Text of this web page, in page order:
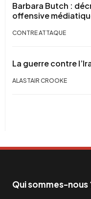
Barbara Butch :
offensive
CONTRE ATTAQUE
La guerre contre
ALASTAIR CROOKE
Qui sommes-nous